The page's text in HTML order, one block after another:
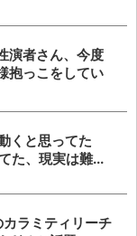
演者さん、今度
抱っこをしてい
くと思ってた
た、現実は難...
ラミティリーチ